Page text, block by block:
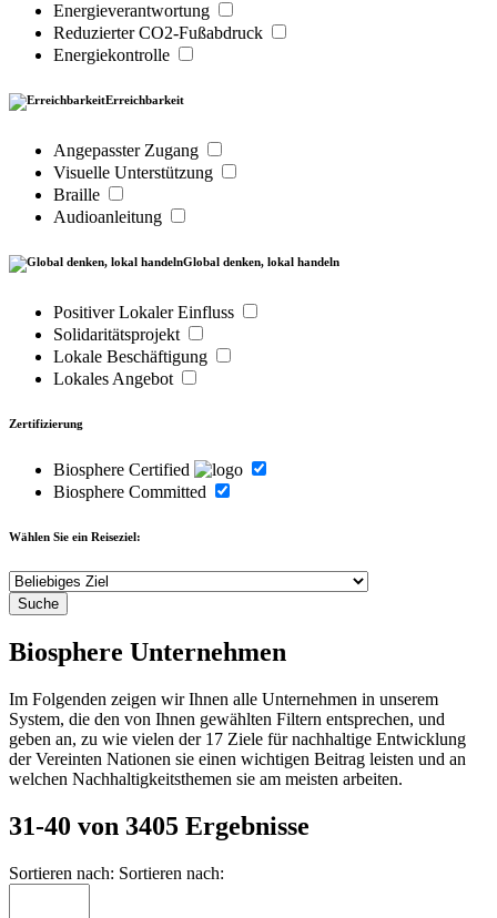
Energieverantwortung
Reduzierter CO2-Fußabdruck
Energiekontrolle
Erreichbarkeit
Angepasster Zugang
Visuelle Unterstützung
Braille
Audioanleitung
Global denken, lokal handeln
Positiver Lokaler Einfluss
Solidaritätsprojekt
Lokale Beschäftigung
Lokales Angebot
Zertifizierung
Biosphere Certified
Biosphere Committed
Wählen Sie ein Reiseziel:
Biosphere Unternehmen
Im Folgenden zeigen wir Ihnen alle Unternehmen in unserem
System, die den von Ihnen gewählten Filtern entsprechen, und
geben an, zu wie vielen der 17 Ziele für nachhaltige Entwicklung
der Vereinten Nationen sie einen wichtigen Beitrag leisten und an
welchen Nachhaltigkeitsthemen sie am meisten arbeiten.
31-40 von 3405 Ergebnisse
Sortieren nach: Sortieren nach: